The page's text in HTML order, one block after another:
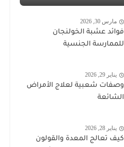
مارس 30, 2026
فوائد عشبة الخولنجان
للممارسة الجنسية
يناير 29, 2026
وصفات شعبية لعلاج الأمراض
الشائعة
يناير 28, 2026
كيف تعالج المعدة والقولون